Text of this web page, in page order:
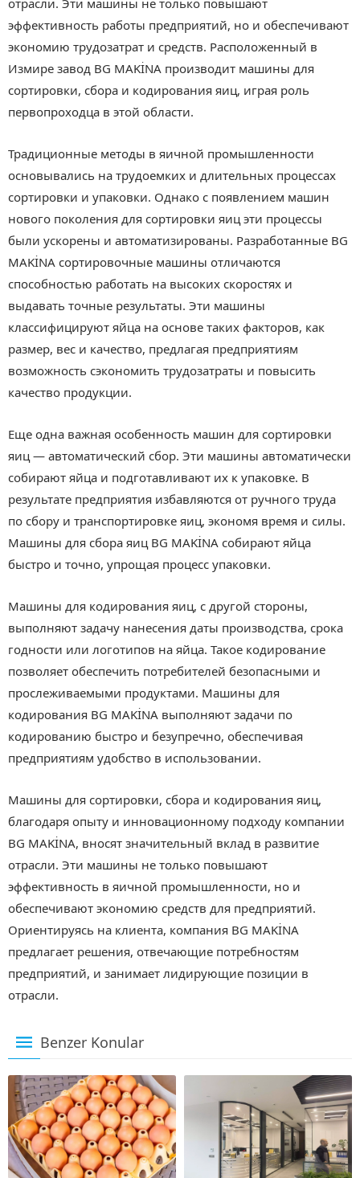
отрасли. Эти машины не только повышают
эффективность работы предприятий, но и обеспечивают
экономию трудозатрат и средств. Расположенный в
Измире завод BG MAKİNA производит машины для
сортировки, сбора и кодирования яиц, играя роль
первопроходца в этой области.
Традиционные методы в яичной промышленности
основывались на трудоемких и длительных процессах
сортировки и упаковки. Однако с появлением машин
нового поколения для сортировки яиц эти процессы
были ускорены и автоматизированы. Разработанные BG
MAKİNA сортировочные машины отличаются
способностью работать на высоких скоростях и
выдавать точные результаты. Эти машины
классифицируют яйца на основе таких факторов, как
размер, вес и качество, предлагая предприятиям
возможность сэкономить трудозатраты и повысить
качество продукции.
Еще одна важная особенность машин для сортировки
яиц — автоматический сбор. Эти машины автоматически
собирают яйца и подготавливают их к упаковке. В
результате предприятия избавляются от ручного труда
по сбору и транспортировке яиц, экономя время и силы.
Машины для сбора яиц BG MAKİNA собирают яйца
быстро и точно, упрощая процесс упаковки.
Машины для кодирования яиц, с другой стороны,
выполняют задачу нанесения даты производства, срока
годности или логотипов на яйца. Такое кодирование
позволяет обеспечить потребителей безопасными и
прослеживаемыми продуктами. Машины для
кодирования BG MAKİNA выполняют задачи по
кодированию быстро и безупречно, обеспечивая
предприятиям удобство в использовании.
Машины для сортировки, сбора и кодирования яиц,
благодаря опыту и инновационному подходу компании
BG MAKİNA, вносят значительный вклад в развитие
отрасли. Эти машины не только повышают
эффективность в яичной промышленности, но и
обеспечивают экономию средств для предприятий.
Ориентируясь на клиента, компания BG MAKİNA
предлагает решения, отвечающие потребностям
предприятий, и занимает лидирующие позиции в
отрасли.
Benzer Konular